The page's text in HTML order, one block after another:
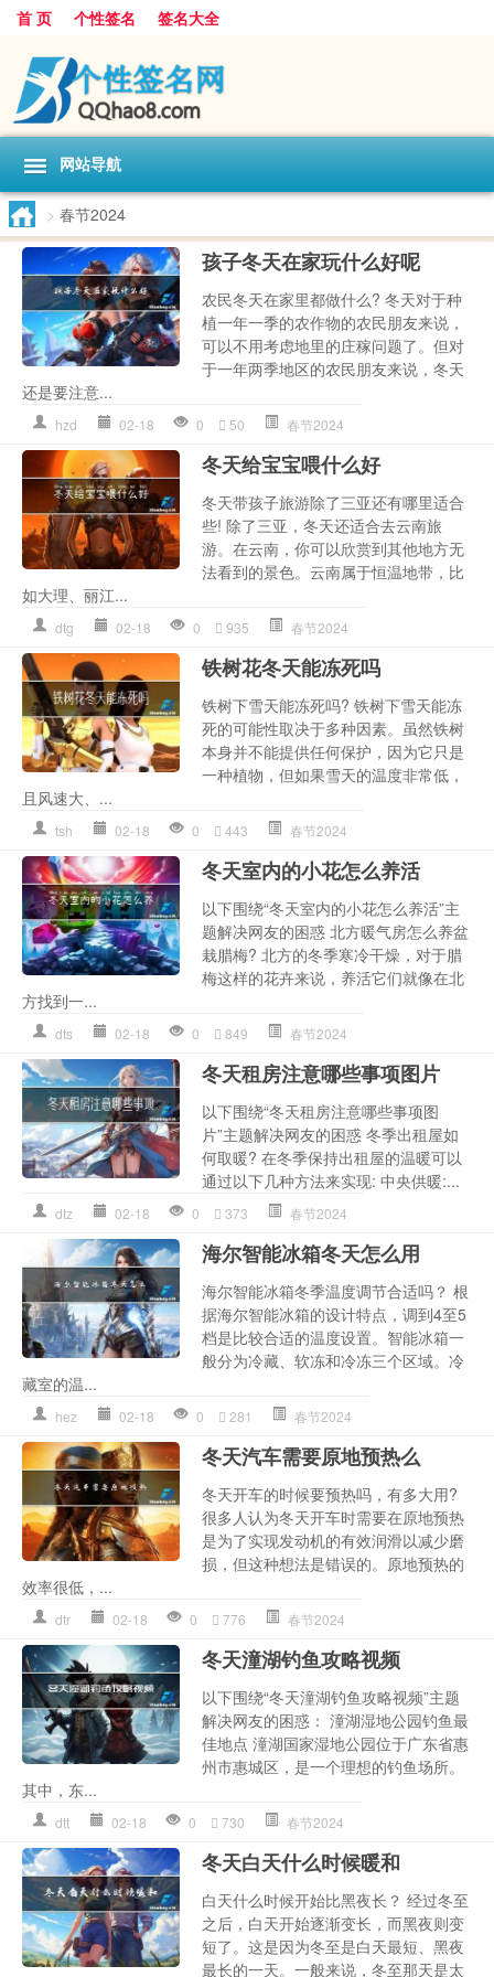
首 页 个性签名 签名大全
网站导航
> 春节2024
孩子冬天在家玩什么好呢
农民冬天在家里都做什么? 冬天对于种
植一年一季的农作物的农民朋友来说，
可以不用考虑地里的庄稼问题了。但对
于一年两季地区的农民朋友来说，冬天
还是要注意...
hzd 02-18 0 50 春节2024
冬天给宝宝喂什么好
冬天带孩子旅游除了三亚还有哪里适合
些! 除了三亚，冬天还适合去云南旅
游。在云南，你可以欣赏到其他地方无
法看到的景色。云南属于恒温地带，比
如大理、丽江...
dtg 02-18 0 935 春节2024
铁树花冬天能冻死吗
铁树下雪天能冻死吗? 铁树下雪天能冻
死的可能性取决于多种因素。虽然铁树
本身并不能提供任何保护，因为它只是
一种植物，但如果雪天的温度非常低，
且风速大、...
tsh 02-18 0 443 春节2024
冬天室内的小花怎么养活
以下围绕“冬天室内的小花怎么养活”主
题解决网友的困惑 北方暖气房怎么养盆
栽腊梅? 北方的冬季寒冷干燥，对于腊
梅这样的花卉来说，养活它们就像在北
方找到一...
dts 02-18 0 849 春节2024
冬天租房注意哪些事项图片
以下围绕“冬天租房注意哪些事项图
片”主题解决网友的困惑 冬季出租屋如
何取暖? 在冬季保持出租屋的温暖可以
通过以下几种方法来实现: 中央供暖:...
dtz 02-18 0 373 春节2024
海尔智能冰箱冬天怎么用
海尔智能冰箱冬季温度调节合适吗？ 根
据海尔智能冰箱的设计特点，调到4至5
档是比较合适的温度设置。智能冰箱一
般分为冷藏、软冻和冷冻三个区域。冷
藏室的温...
hez 02-18 0 281 春节2024
冬天汽车需要原地预热么
冬天开车的时候要预热吗，有多大用?
很多人认为冬天开车时需要在原地预热
是为了实现发动机的有效润滑以减少磨
损，但这种想法是错误的。原地预热的
效率很低，...
dtr 02-18 0 776 春节2024
冬天潼湖钓鱼攻略视频
以下围绕“冬天潼湖钓鱼攻略视频”主题
解决网友的困惑： 潼湖湿地公园钓鱼最
佳地点 潼湖国家湿地公园位于广东省惠
州市惠城区，是一个理想的钓鱼场所。
其中，东...
dtt 02-18 0 730 春节2024
冬天白天什么时候暖和
白天什么时候开始比黑夜长？ 经过冬至
之后，白天开始逐渐变长，而黑夜则变
短了。这是因为冬至是白天最短、黑夜
最长的一天。一般来说，冬至那天是太